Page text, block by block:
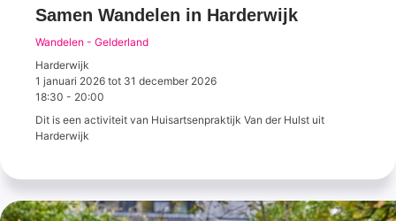
Samen Wandelen in Harderwijk
Wandelen - Gelderland
Harderwijk
1 januari 2026 tot 31 december 2026
18:30 - 20:00
Dit is een activiteit van Huisartsenpraktijk Van der Hulst uit
Harderwijk